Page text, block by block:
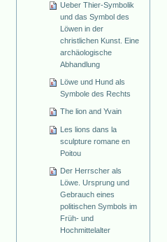
Ueber Thier-Symbolik
und das Symbol des
Löwen in der
christlichen Kunst. Eine
archäologische
Abhandlung
Löwe und Hund als
Symbole des Rechts
The lion and Yvain
Les lions dans la
sculpture romane en
Poitou
Der Herrscher als
Löwe. Ursprung und
Gebrauch eines
politischen Symbols im
Früh- und
Hochmittelalter